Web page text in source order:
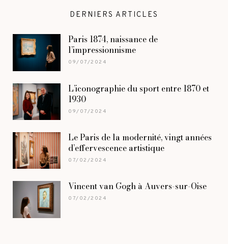
DERNIERS ARTICLES
Paris 1874, naissance de
l’impressionnisme
09/07/2024
L’iconographie du sport entre 1870 et
1930
09/07/2024
Le Paris de la modernité, vingt années
d’effervescence artistique
07/02/2024
Vincent van Gogh à Auvers-sur-Oise
07/02/2024